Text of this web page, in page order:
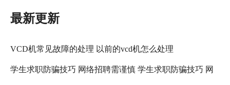
最新更新
VCD机常见故障的处理 以前的vcd机怎么处理
学生求职防骗技巧 网络招聘需谨慎 学生求职防骗技巧 网